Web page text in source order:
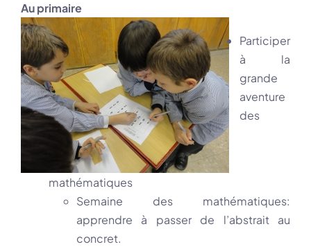
Au primaire
Participer
à la
grande
aventure
des
mathématiques
Semaine des mathématiques:
apprendre à passer de l’abstrait au
concret.